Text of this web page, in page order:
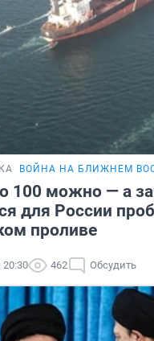
ВОЙНА НА БЛИЖНЕМ
100 можно — а
для России
проливе
20:30 462 Обсудить